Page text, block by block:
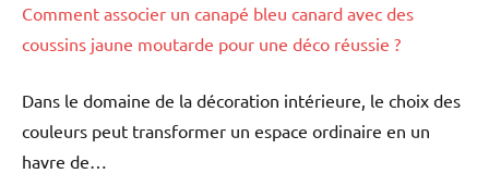
Comment associer un canapé bleu canard avec des
coussins jaune moutarde pour une déco réussie ?
Dans le domaine de la décoration intérieure, le choix des
couleurs peut transformer un espace ordinaire en un
havre de…